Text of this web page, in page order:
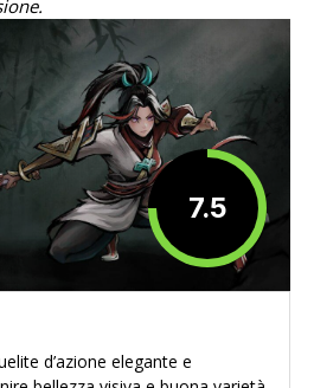
7.5
d’azione elegante e